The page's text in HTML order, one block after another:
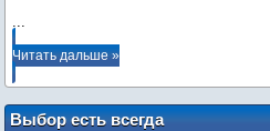
...
Читать дальше »
Выбор есть всегда